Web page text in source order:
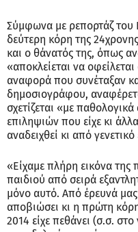
Σύμφωνα με ρεπορτάζ
δεύτερη κόρη της
και ο θάνατός της, όπως
«αποκλείεται να
αναφορά που συνέταξαν
δημοσιογράφου,
σχετίζεται «με
επιληψιών που είχε κι
αναδειχθεί κι από
«Είχαμε πλήρη εικόνα της
παιδιού από σειρά
μόνο αυτό. Από έρευνά μας
αποβιώσει κι η πρώτη κόρη
2014 είχε πεθάνει (σ.σ.